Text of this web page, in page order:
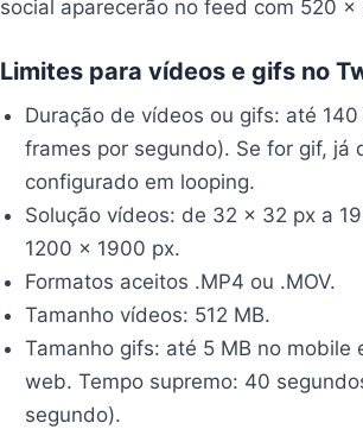
social aparecerão no feed com 520 x
Limites para vídeos e gifs no
Duração de vídeos ou gifs: até
frames por segundo). Se for gif, já
configurado em looping.
Solução vídeos: de 32 x 32 px a
1200 x 1900 px.
Formatos aceitos .MP4 ou .MOV.
Tamanho vídeos: 512 MB.
Tamanho gifs: até 5 MB no mobile
web. Tempo supremo: 40
segundo).